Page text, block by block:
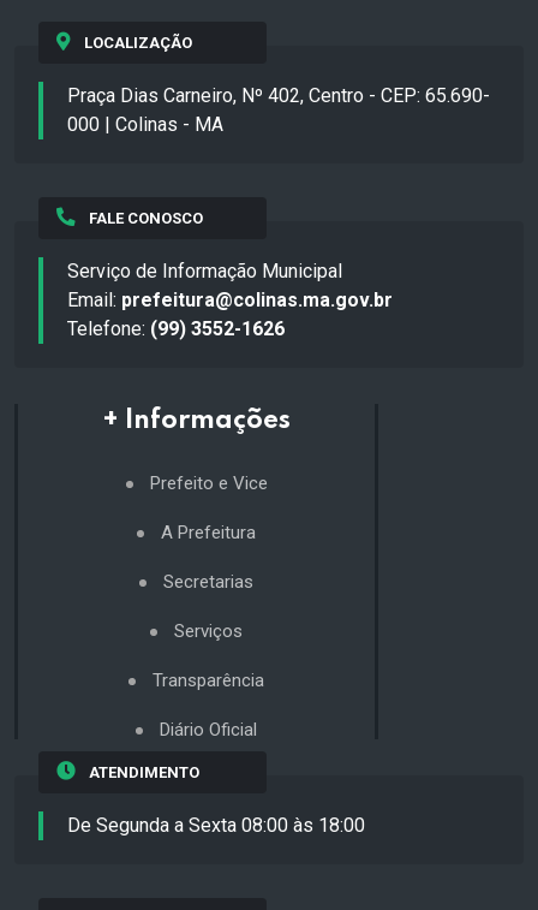
LOCALIZAÇÃO
Praça Dias Carneiro, Nº 402, Centro - CEP: 65.690-
000 | Colinas - MA
FALE CONOSCO
Serviço de Informação Municipal
Email: prefeitura@colinas.ma.gov.br
Telefone: (99) 3552-1626
+ Informações
Prefeito e Vice
A Prefeitura
Secretarias
Serviços
Transparência
Diário Oficial
ATENDIMENTO
De Segunda a Sexta 08:00 às 18:00